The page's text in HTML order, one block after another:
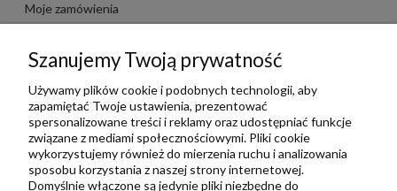
Moje zamówienia
Ulubione
Zbieraj punkty za zakupy
Informacje
Kontakt
Szanujemy Twoją prywatność
Używamy plików cookie i podobnych technologii, aby
zapamiętać Twoje ustawienia, prezentować
spersonalizowane treści i reklamy oraz udostępniać funkcje
związane z mediami społecznościowymi. Pliki cookie
wykorzystujemy również do mierzenia ruchu i analizowania
sposobu korzystania z naszej strony internetowej.
Domyślnie włączone są jedynie pliki niezbędne do